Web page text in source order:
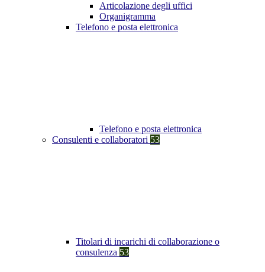
Articolazione degli uffici
Organigramma
Telefono e posta elettronica
Telefono e posta elettronica
Consulenti e collaboratori 53
Titolari di incarichi di collaborazione o
consulenza 53